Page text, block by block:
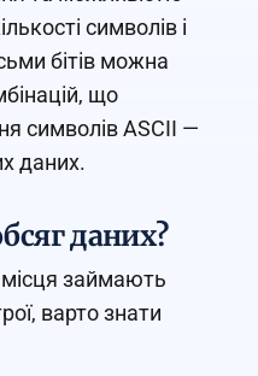
символів і
бітів можна
що
символів ASCII —
даних.
даних?
займають
варто знати